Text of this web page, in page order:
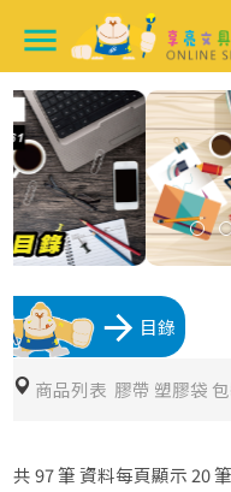
menu
arrow_forward 目錄
商品列表 膠帶 塑膠袋
共 97筆 資料每頁顯示 20筆